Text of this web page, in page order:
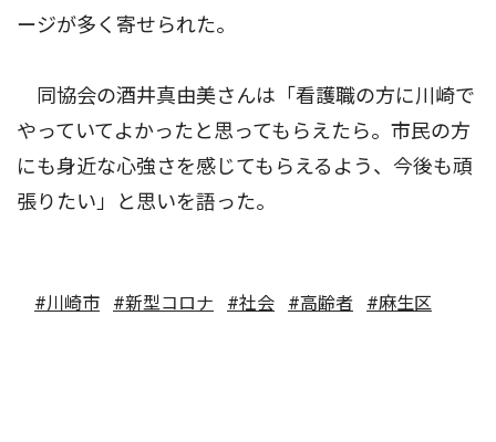
ージが多く寄せられた。
同協会の酒井真由美さんは「看護職の方に川崎で
やっていてよかったと思ってもらえたら。市民の方
にも身近な心強さを感じてもらえるよう、今後も頑
張りたい」と思いを語った。
#川崎市 #新型コロナ #社会 #高齢者 #麻生区